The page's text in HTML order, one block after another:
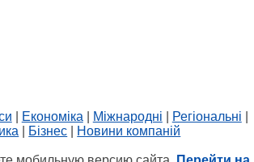
Економіка Міжнародні Регіональні
Бізнес Новини компаній